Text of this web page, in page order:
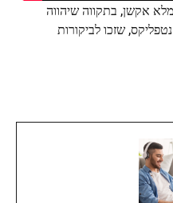
אקשן, בתקווה שיהווה
שזכו לביקורות